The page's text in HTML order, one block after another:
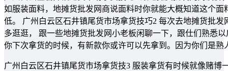
如服装面料，地摊货批发网商说面料时你就能大概知道这个
低。 广州白云区石井镇尾货市场拿货技巧2 每次去地摊货批
多逛逛， 跟一些地摊货批发网小老板闲聊一下，跟仕们熟悉
你下次拿货的时候，有新款你或许可以先拿到。因为你们是熟
广州白云区石井镇尾货市场拿货技3 服装拿货有时候就像赌